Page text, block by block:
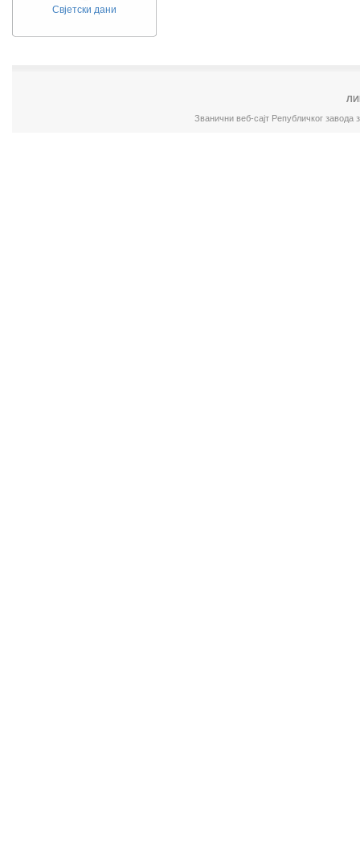
Свјетски дани
Званични веб-сајт Републичког